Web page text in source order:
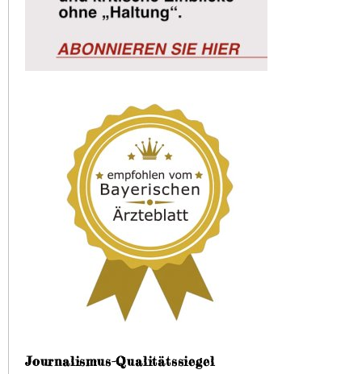
Journalismus-Qualitätssiegel